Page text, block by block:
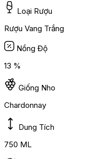
Loại Rượu
Rượu Vang Trắng
Nồng Độ
13 %
Giống Nho
Chardonnay
Dung Tích
750 ML